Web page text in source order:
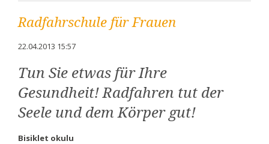
Radfahrschule für Frauen
22.04.2013 15:57
Tun Sie etwas für Ihre
Gesundheit! Radfahren tut der
Seele und dem Körper gut!
Bisiklet okulu